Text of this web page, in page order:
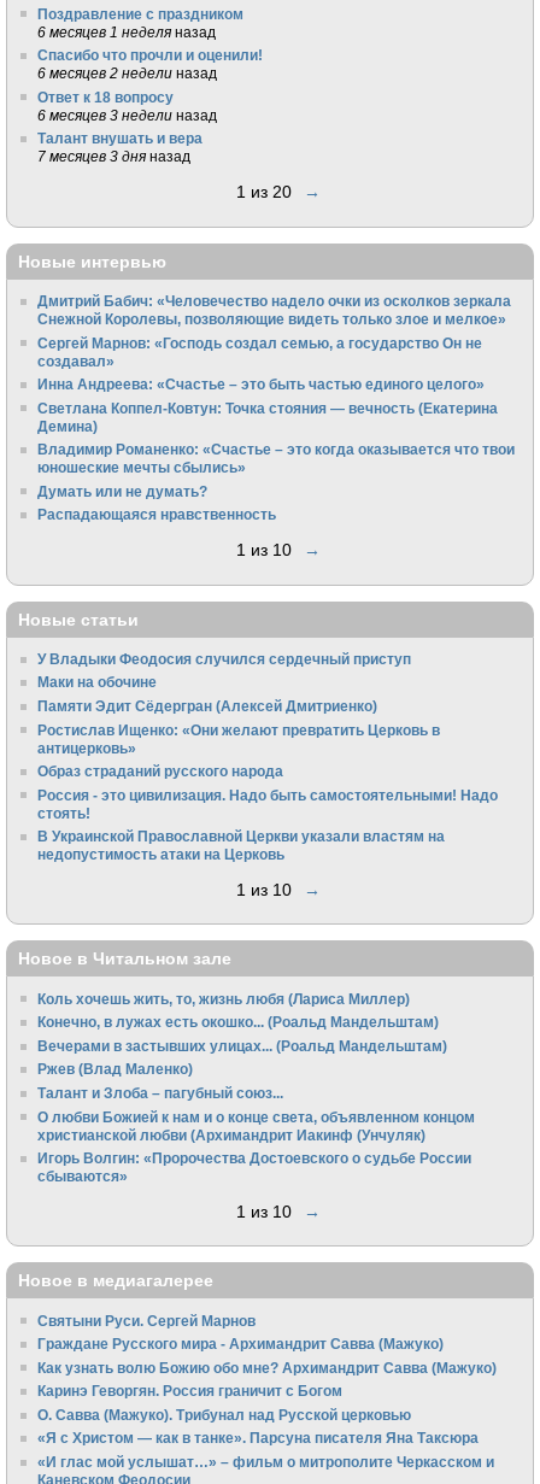
Поздравление с праздником
6 месяцев 1 неделя назад
Спасибо что прочли и оценили!
6 месяцев 2 недели назад
Ответ к 18 вопросу
6 месяцев 3 недели назад
Талант внушать и вера
7 месяцев 3 дня назад
1 из 20 →
Новые интервью
Дмитрий Бабич: «Человечество надело очки из осколков зеркала
Снежной Королевы, позволяющие видеть только злое и мелкое»
Сергей Марнов: «Господь создал семью, а государство Он не
создавал»
Инна Андреева: «Счастье – это быть частью единого целого»
Светлана Коппел-Ковтун: Точка стояния — вечность (Екатерина
Демина)
Владимир Романенко: «Счастье – это когда оказывается что твои
юношеские мечты сбылись»
Думать или не думать?
Распадающаяся нравственность
1 из 10 →
Новые статьи
У Владыки Феодосия случился сердечный приступ
Маки на обочине
Памяти Эдит Сёдергран (Алексей Дмитриенко)
Ростислав Ищенко: «Они желают превратить Церковь в
антицерковь»
Образ страданий русского народа
Россия - это цивилизация. Надо быть самостоятельными! Надо
стоять!
В Украинской Православной Церкви указали властям на
недопустимость атаки на Церковь
1 из 10 →
Новое в Читальном зале
Коль хочешь жить, то, жизнь любя (Лариса Миллер)
Конечно, в лужах есть окошко... (Роальд Мандельштам)
Вечерами в застывших улицах... (Роальд Мандельштам)
Ржев (Влад Маленко)
Талант и Злоба – пагубный союз...
О любви Божией к нам и о конце света, объявленном концом
христианской любви (Архимандрит Иакинф (Унчуляк)
Игорь Волгин: «Пророчества Достоевского о судьбе России
сбываются»
1 из 10 →
Новое в медиагалерее
Святыни Руси. Сергей Марнов
Граждане Русского мира - Архимандрит Савва (Мажуко)
Как узнать волю Божию обо мне? Архимандрит Савва (Мажуко)
Каринэ Геворгян. Россия граничит с Богом
О. Савва (Мажуко). Трибунал над Русской церковью
«Я с Христом — как в танке». Парсуна писателя Яна Таксюра
«И глас мой услышат…» – фильм о митрополите Черкасском и
Каневском Феодосии